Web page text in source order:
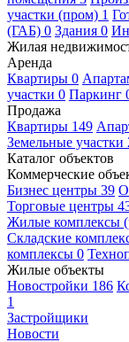
участки (пром) 1
(ГАБ) 0 Здания 0
Жилая
Аренда
Квартиры 0
участки 0 Паркинг
Продажа
Квартиры 149
Земельные участки
Каталог объектов
Коммерческие
Бизнес центры 39
Торговые центры
Жилые комплексы
Складские
комплексы 0
Жилые объекты
Новостройки 186
1
Застройщики
Новости